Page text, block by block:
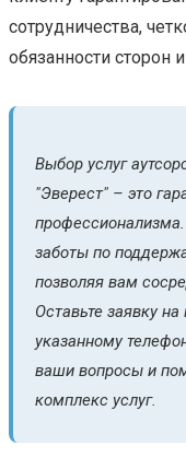
сотрудничества,
обязанности сторон
Выбор услуг
"Эверест" – это
заботы по
позволяя вам
Оставьте заявку
указанному
ваши вопросы и
комплекс услуг.